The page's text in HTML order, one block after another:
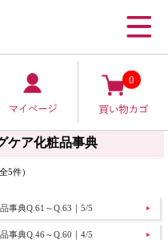
0
ケア化粧品事典
5件）
事典Q.61～Q.63｜5/5
事典Q.46～Q.60｜4/5